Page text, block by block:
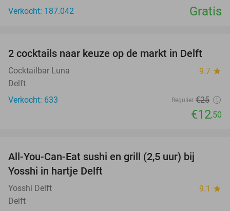
Verkocht: 187.042
Gratis
50%
2 cocktails naar keuze op de markt in Delft
Cocktailbar Luna 9.7 star
Delft
Verkocht: 633
Regulier €25
€12,50
All-You-Can-Eat sushi en grill (2,5 uur) bij
Yosshi in hartje Delft
Yosshi Delft 9.1 star
Delft